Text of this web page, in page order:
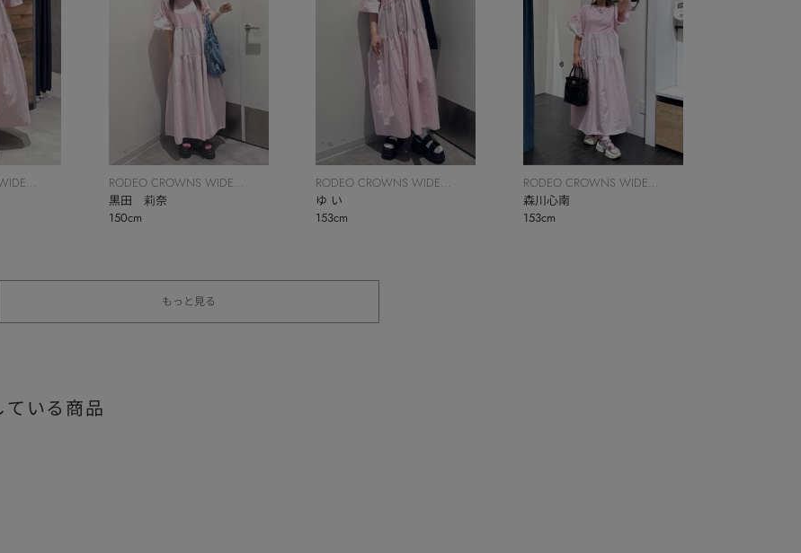
RODEO CROWNS WIDE
BOWL
黒田 莉奈
150cm
RODEO CROWNS WIDE
BOWL
ゆ い
153cm
RODEO CROWNS WIDE
BOWL
森川心南
153cm
もっと見る
いる商品